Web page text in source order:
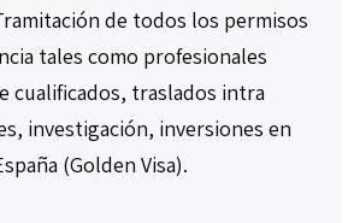
de todos los permisos
tales como profesionales
cualificados, traslados intra
investigación, inversiones en
(Golden Visa).